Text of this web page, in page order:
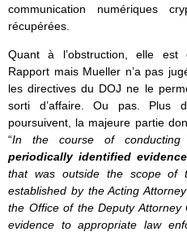
communication numériques
récupérées.
Quant à l’obstruction, elle est
Rapport mais Mueller n’a pas
les directives du DOJ ne le
sorti d’affaire. Ou pas. Plus
poursuivent, la majeure partie
“In the course of conducting
periodically identified
that was outside the scope of
established by the Acting
the Office of the Deputy
evidence to appropriate law